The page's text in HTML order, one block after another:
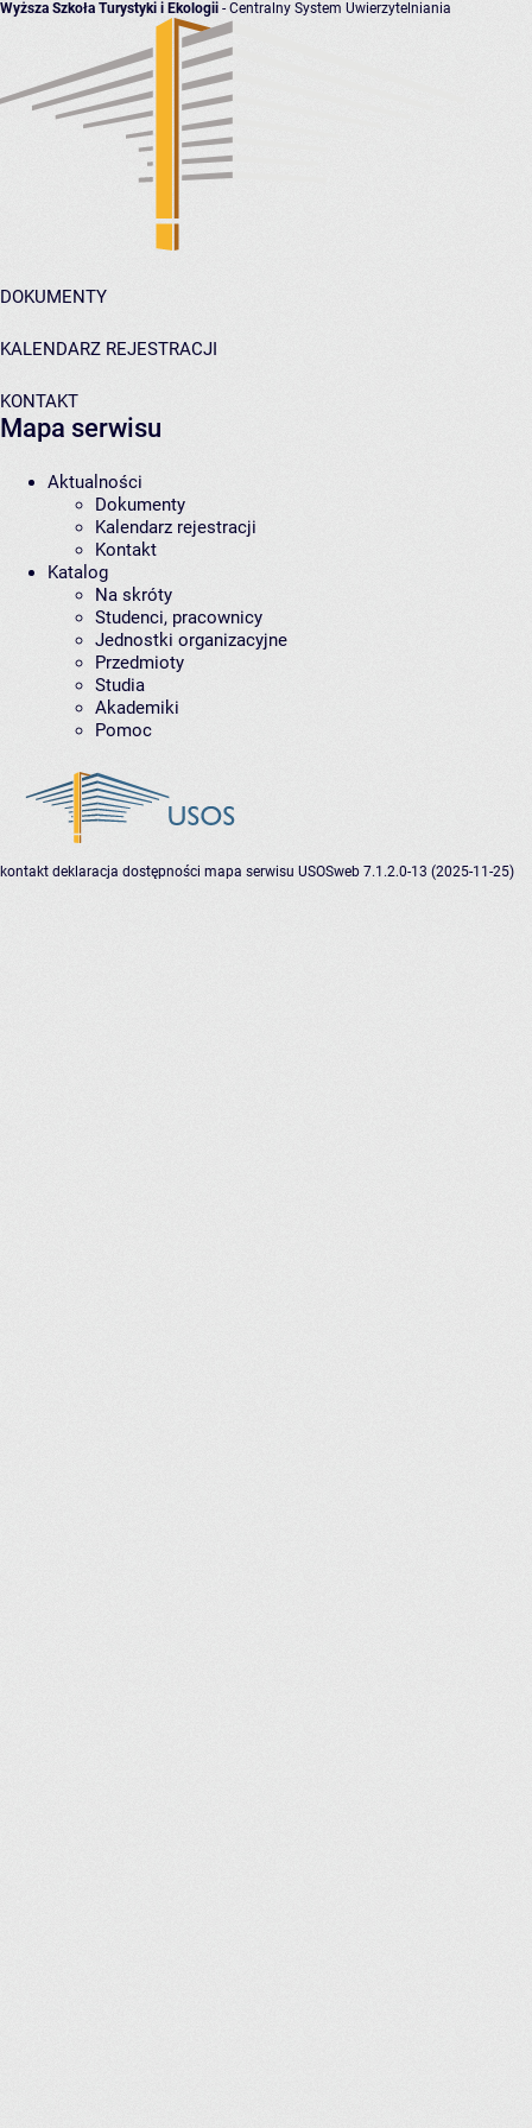
Wyższa Szkoła Turystyki i Ekologii - Centralny System Uwierzytelniania
DOKUMENTY
KALENDARZ REJESTRACJI
KONTAKT
Mapa serwisu
Aktualności
Dokumenty
Kalendarz rejestracji
Kontakt
Katalog
Na skróty
Studenci, pracownicy
Jednostki organizacyjne
Przedmioty
Studia
Akademiki
Pomoc
kontakt deklaracja dostępności mapa serwisu USOSweb 7.1.2.0-13 (2025-11-25)